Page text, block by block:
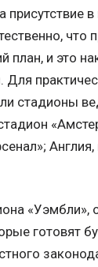
что
план, и это
стадионы
«Уэмбли»,
готовят